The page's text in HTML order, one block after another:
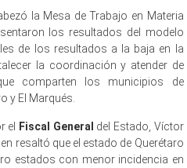
la Mesa de Trabajo en Materia
los resultados del modelo
de los resultados a la baja en la
la coordinación y atender de
comparten los municipios de
y El Marqués.
el Fiscal General del Estado, Víctor
resaltó que el estado de Querétaro
estados con menor incidencia en